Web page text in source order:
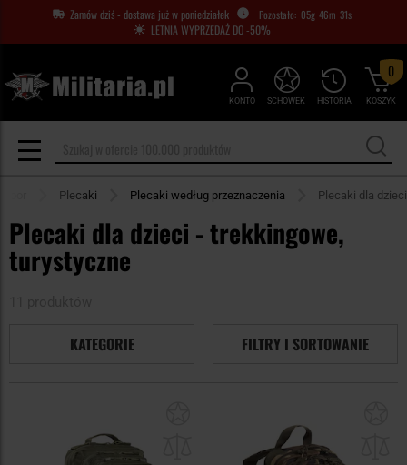
Zamów dziś - dostawa już w poniedziałek 05g 46m 31s
LETNIA WYPRZEDAŻ DO -50%
KONTO HISTORIA
SCHOWEK KOSZYK
0
Plecaki Plecaki według przeznaczenia Plecaki dla dzieci
Plecaki dla dzieci - trekkingowe,
turystyczne
KATEGORIE FILTRY I SORTOWANIE
schowka